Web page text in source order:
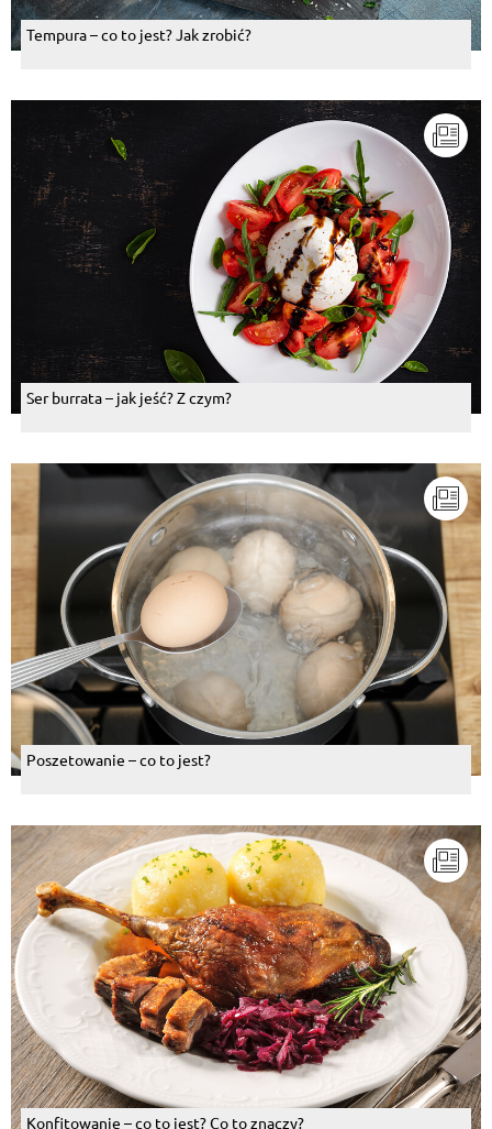
Tempura – co to jest? Jak zrobić?
Ser burrata – jak jeść? Z czym?
Poszetowanie – co to jest?
Konfitowanie – co to jest? Co to znaczy?